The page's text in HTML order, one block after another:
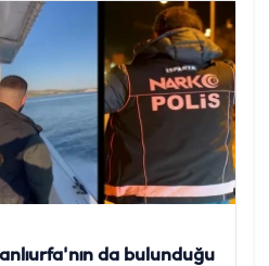
da bulunduğu